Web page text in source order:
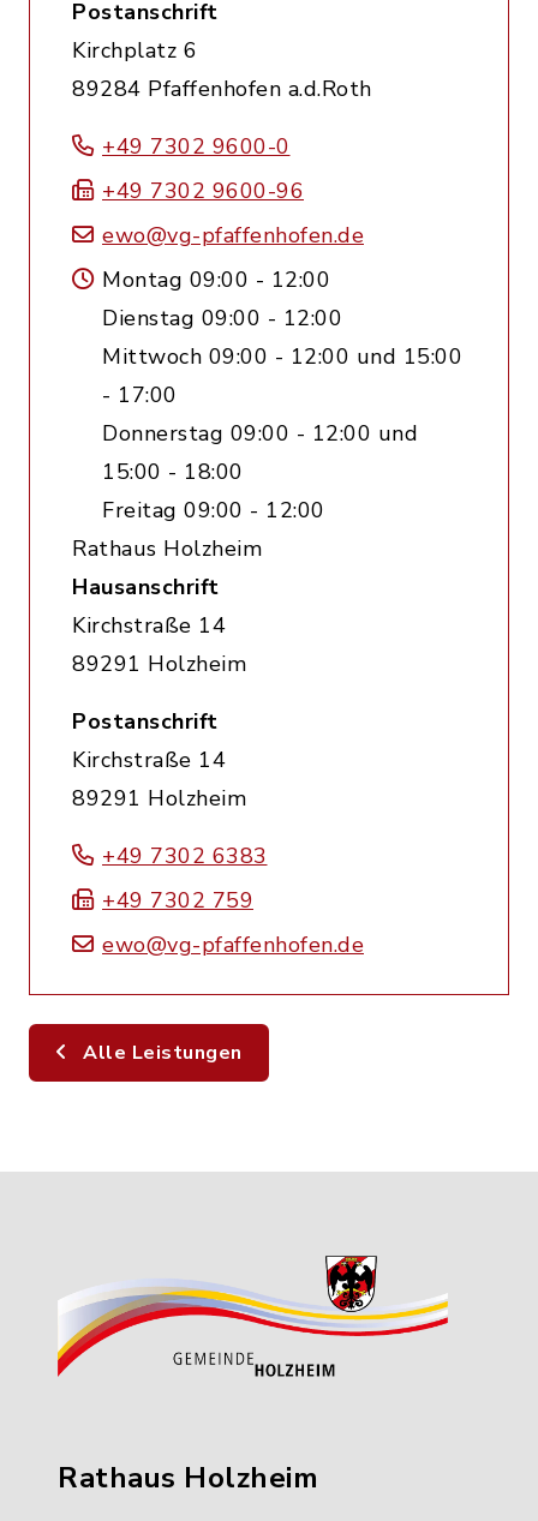
Postanschrift
Kirchplatz 6
89284 Pfaffenhofen a.d.Roth
+49 7302 9600-0
+49 7302 9600-96
ewo@vg-pfaffenhofen.de
Montag 09:00 - 12:00
Dienstag 09:00 - 12:00
Mittwoch 09:00 - 12:00 und 15:00
- 17:00
Donnerstag 09:00 - 12:00 und
15:00 - 18:00
Freitag 09:00 - 12:00
Rathaus Holzheim
Hausanschrift
Kirchstraße 14
89291 Holzheim
Postanschrift
Kirchstraße 14
89291 Holzheim
+49 7302 6383
+49 7302 759
ewo@vg-pfaffenhofen.de
Alle Leistungen
Rathaus Holzheim